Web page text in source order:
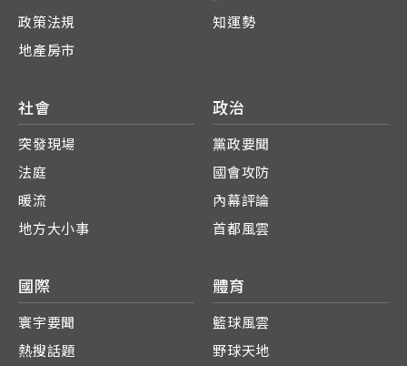
政策法規
地產房市
知運勢
社會
突發現場
法庭
暖流
地方大小事
政治
黨政要聞
國會攻防
內幕評論
首都風雲
國際
寰宇要聞
熱搜話題
體育
籃球風雲
野球天地